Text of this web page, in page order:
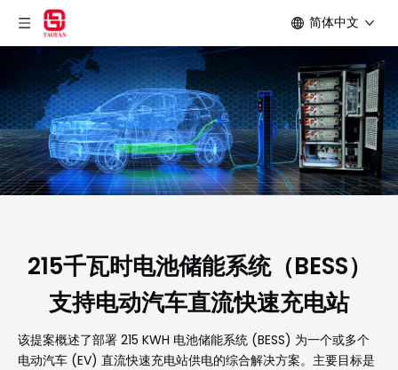
简体中文
215千瓦时电池储能系统（BESS）
支持电动汽车直流快速充电站
该提案概述了部署 215 KWH 电池储能系统 (BESS) 为一个或多个
电动汽车 (EV) 直流快速充电站供电的综合解决方案。主要目标是